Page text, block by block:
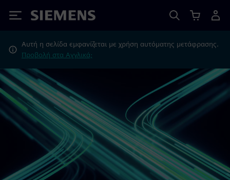
Siemens
Αυτή η σελίδα εμφανίζεται με χρήση αυτόματης μετάφρασης.
Προβολή στα Αγγλικά;